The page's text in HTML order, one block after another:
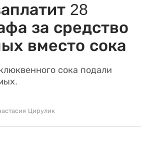
28
за средство
вместо сока
сока подали
Цирулик